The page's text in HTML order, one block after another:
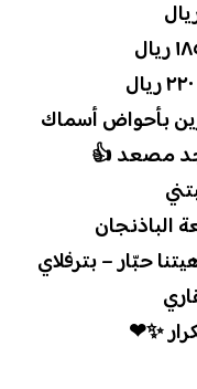
بأحواض أسماك
مصعد 👍
الباذنجان
حبّار – بترفلاي
✨❤